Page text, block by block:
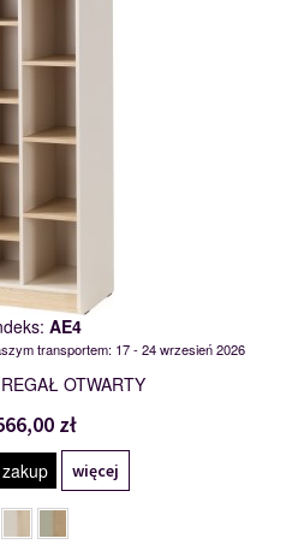
AE4
transportem: 17 - 24 wrzesień 2026
OTWARTY
zł
więcej